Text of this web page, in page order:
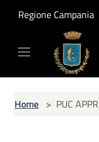
Regione Campania
Home > PUC